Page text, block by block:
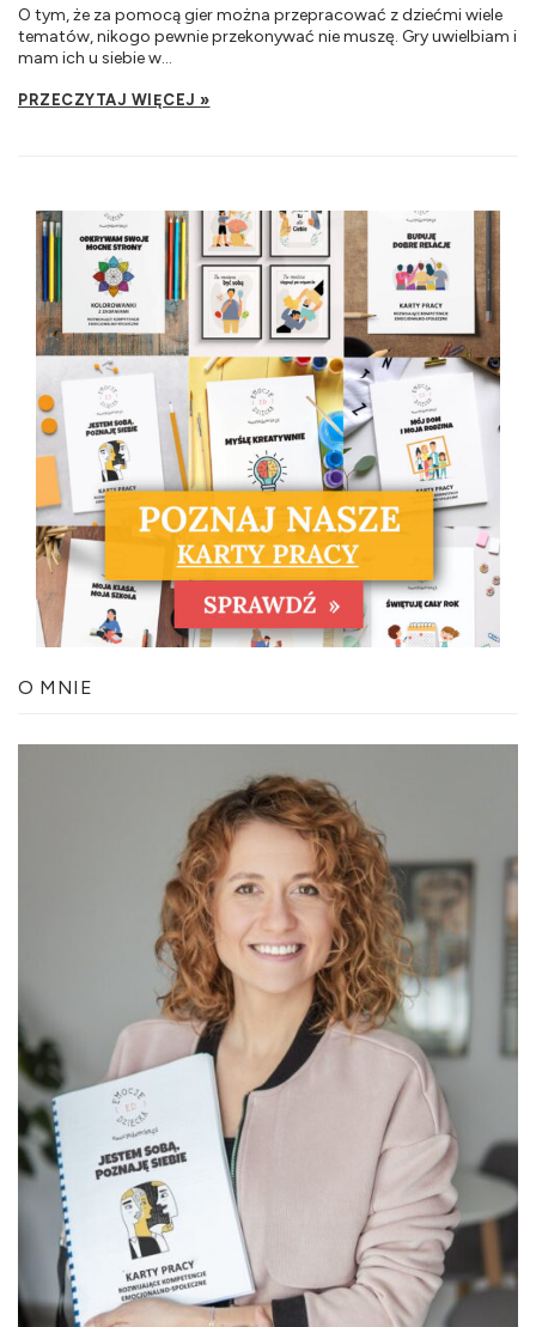
O tym, że za pomocą gier można przepracować z dziećmi wiele
tematów, nikogo pewnie przekonywać nie muszę. Gry uwielbiam i
mam ich u siebie w...
PRZECZYTAJ WIĘCEJ »
O MNIE